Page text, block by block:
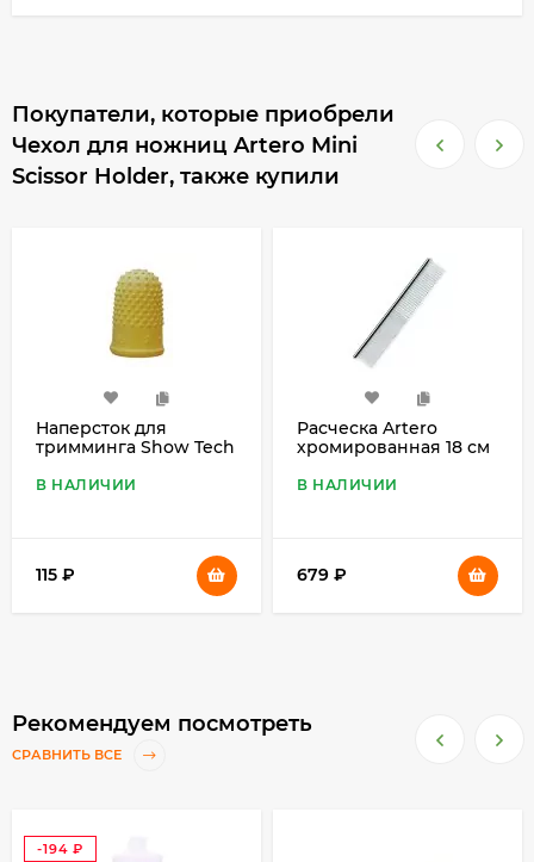
Покупатели, которые приобрели
Чехол для ножниц Artero Mini
Scissor Holder, также купили
Наперсток для
тримминга Show Tech
В НАЛИЧИИ
115 ₽
Расческа Artero
хромированная 18 см
зубчиками
В НАЛИЧИИ
679 ₽
Рекомендуем посмотреть
СРАВНИТЬ ВСЕ
-194 ₽